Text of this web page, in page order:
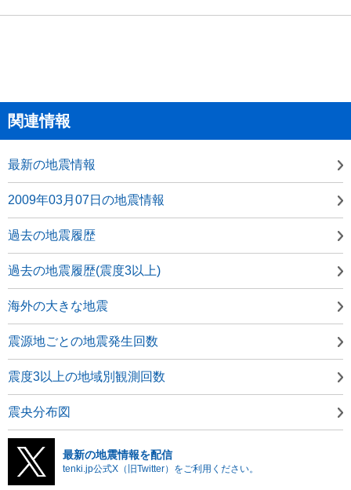
関連情報
最新の地震情報
2009年03月07日の地震情報
過去の地震履歴
過去の地震履歴(震度3以上)
海外の大きな地震
震源地ごとの地震発生回数
震度3以上の地域別観測回数
震央分布図
最新の地震情報を配信
tenki.jp公式X（旧Twitter）をご利用ください。